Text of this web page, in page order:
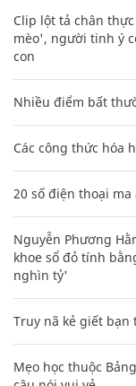
Clip lột tả chân
mèo', người tinh ý
con
Nhiều điểm bất
Các công thức hóa
20 số điện thoại
Nguyễn Phương
khoe sổ đỏ tính
nghìn tỷ'
Truy nã kẻ giết
Mẹo học thuộc